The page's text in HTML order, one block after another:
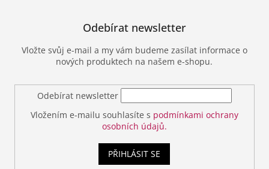
Odebírat newsletter
Vložte svůj e-mail a my vám budeme zasílat informace o
nových produktech na našem e-shopu.
Odebírat newsletter
Vložením e-mailu souhlasíte s podmínkami ochrany
osobních údajů.
PŘIHLÁSIT SE